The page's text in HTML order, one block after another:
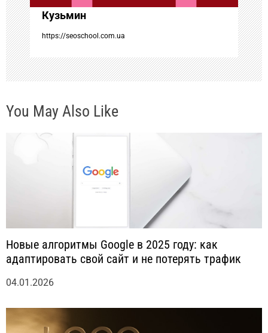
п
и
с
я
Кузьмин
https://seoschool.com.ua
You May Also Like
Новые алгоритмы Google в 2025 году: как
адаптировать свой сайт и не потерять трафик
04.01.2026